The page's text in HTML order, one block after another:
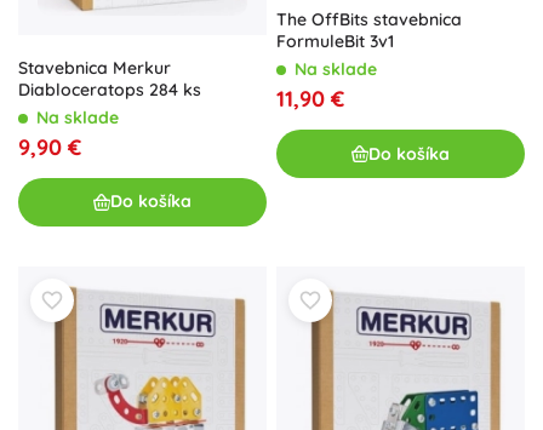
Stavebnica Merkur
Diabloceratops 284 ks
Na sklade
9,90 €
Do košíka
The OffBits stavebnica
FormuleBit 3v1
Na sklade
11,90 €
Do košíka